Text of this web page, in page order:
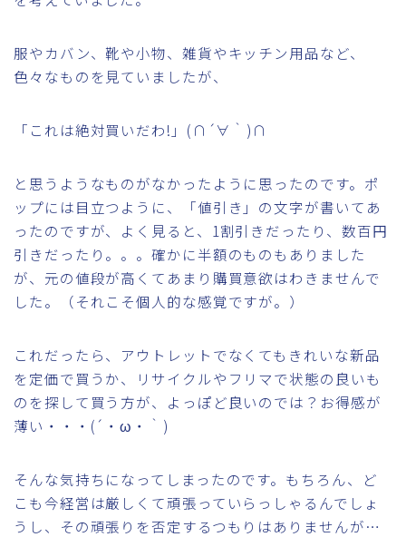
服やカバン、靴や小物、雑貨やキッチン用品など、
色々なものを見ていましたが、
「これは絶対買いだわ!」(∩´∀｀)∩
と思うようなものがなかったように思ったのです。ポ
ップには目立つように、「値引き」の文字が書いてあ
ったのですが、よく見ると、1割引きだったり、数百円
引きだったり。。。確かに半額のものもありました
が、元の値段が高くてあまり購買意欲はわきませんで
した。（それこそ個人的な感覚ですが。）
これだったら、アウトレットでなくてもきれいな新品
を定価で買うか、リサイクルやフリマで状態の良いも
のを探して買う方が、よっぽど良いのでは？お得感が
薄い・・・(´・ω・｀)
そんな気持ちになってしまったのです。もちろん、ど
こも今経営は厳しくて頑張っていらっしゃるんでしょ
うし、その頑張りを否定するつもりはありませんが…